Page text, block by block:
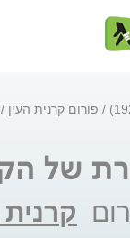
פורום קרנית העין
של
קרנית